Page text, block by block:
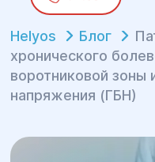
Helyos Блог
хронического
воротниковой зоны
напряжения (ГБН)